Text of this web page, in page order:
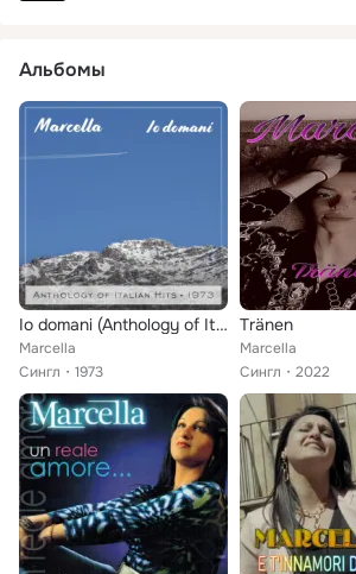
Альбомы
Io domani (Anthology of Italian Hits 1973)
Marcella
Сингл
1973
Tränen
Marcella
Сингл
2022